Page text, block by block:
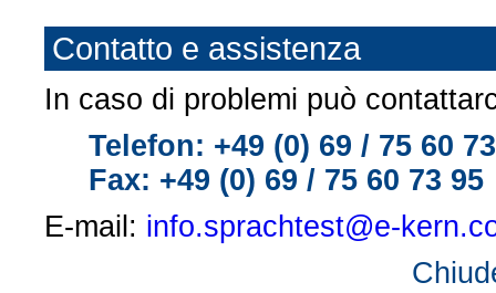
Contatto e assistenza
In caso di problemi può
Telefon: +49 (0) 69 / 75 60
Fax: +49 (0) 69 / 75 60 73 95
E-mail: info.sprachtest@e-